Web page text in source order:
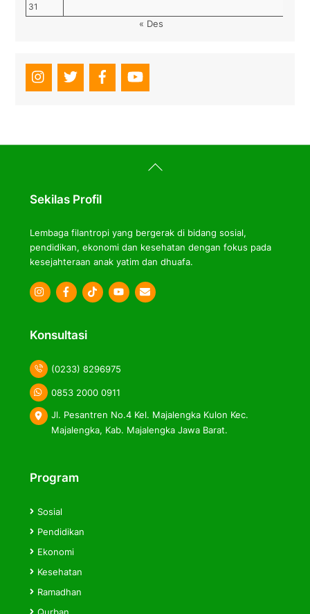
31
« Des
Back
To
Sekilas Profil
Lembaga filantropi yang bergerak di bidang sosial,
pendidikan, ekonomi dan kesehatan dengan fokus pada
kesejahteraan anak yatim dan dhuafa.
Icon
Icon
Icon
Konsultasi
(0233) 8296975
0853 2000 0911
Jl. Pesantren No.4 Kel. Majalengka Kulon Kec.
Majalengka, Kab. Majalengka Jawa Barat.
Program
Sosial
Pendidikan
Ekonomi
Kesehatan
Ramadhan
Qurban